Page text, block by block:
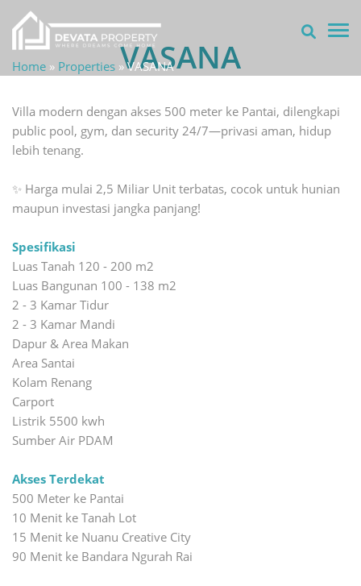
Home » Properties »VASANA
VASANA
Villa modern dengan akses 500 meter ke Pantai, dilengkapi
public pool, gym, dan security 24/7—privasi aman, hidup
lebih tenang.
✨ Harga mulai 2,5 Miliar Unit terbatas, cocok untuk hunian
maupun investasi jangka panjang!
Spesifikasi
Luas Tanah 120 - 200 m2
Luas Bangunan 100 - 138 m2
2 - 3 Kamar Tidur
2 - 3 Kamar Mandi
Dapur & Area Makan
Area Santai
Kolam Renang
Carport
Listrik 5500 kwh
Sumber Air PDAM
Akses Terdekat
500 Meter ke Pantai
10 Menit ke Tanah Lot
15 Menit ke Nuanu Creative City
90 Menit ke Bandara Ngurah Rai